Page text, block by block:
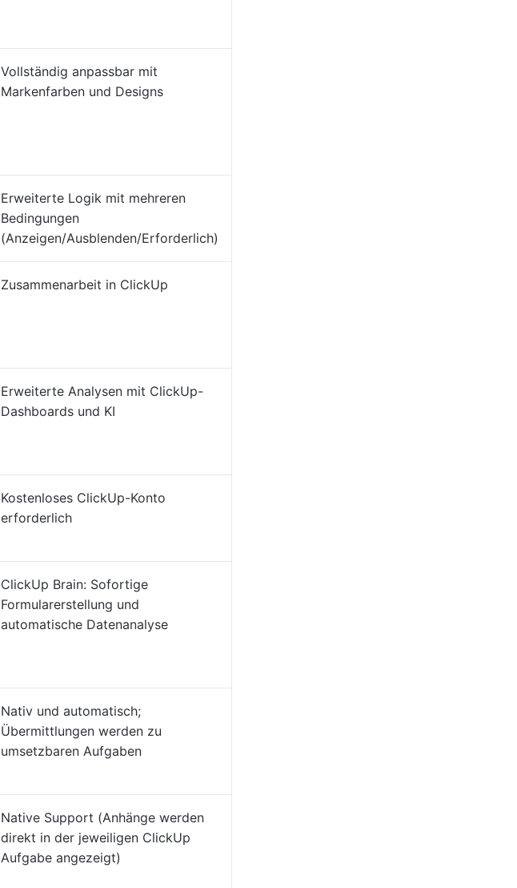
Vollständig anpassbar mit
Markenfarben und Designs
Erweiterte Logik mit mehreren
Bedingungen
(Anzeigen/Ausblenden/Erforderlich)
Zusammenarbeit in ClickUp
Erweiterte Analysen mit ClickUp-
Dashboards und KI
Kostenloses ClickUp-Konto
erforderlich
ClickUp Brain: Sofortige
Formularerstellung und
automatische Datenanalyse
Nativ und automatisch;
Übermittlungen werden zu
umsetzbaren Aufgaben
Native Support (Anhänge werden
direkt in der jeweiligen ClickUp
Aufgabe angezeigt)